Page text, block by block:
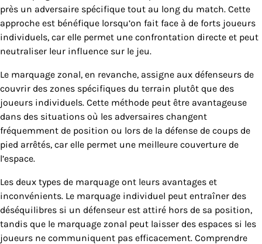
près un adversaire spécifique tout au long du match. Cette
approche est bénéfique lorsqu’on fait face à de forts joueurs
individuels, car elle permet une confrontation directe et peut
neutraliser leur influence sur le jeu.
Le marquage zonal, en revanche, assigne aux défenseurs de
couvrir des zones spécifiques du terrain plutôt que des
joueurs individuels. Cette méthode peut être avantageuse
dans des situations où les adversaires changent
fréquemment de position ou lors de la défense de coups de
pied arrêtés, car elle permet une meilleure couverture de
l’espace.
Les deux types de marquage ont leurs avantages et
inconvénients. Le marquage individuel peut entraîner des
déséquilibres si un défenseur est attiré hors de sa position,
tandis que le marquage zonal peut laisser des espaces si les
joueurs ne communiquent pas efficacement. Comprendre